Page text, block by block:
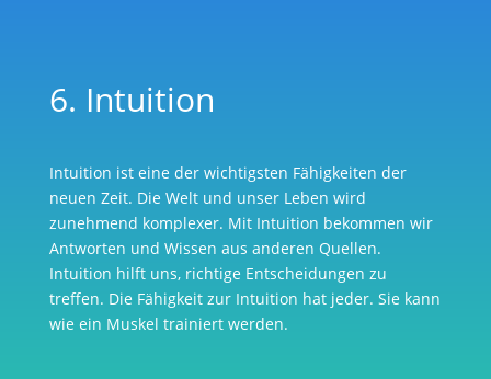
6. Intuition
Intuition ist eine der wichtigsten Fähigkeiten der
neuen Zeit. Die Welt und unser Leben wird
zunehmend komplexer. Mit Intuition bekommen wir
Antworten und Wissen aus anderen Quellen.
Intuition hilft uns, richtige Entscheidungen zu
treffen. Die Fähigkeit zur Intuition hat jeder. Sie kann
wie ein Muskel trainiert werden.